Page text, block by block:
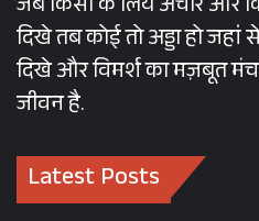
जब किसी के लिये अचार और
दिखे तब कोई तो अड्डा हो जहां
दिखे और विमर्श का मज़बूत
जीवन है.
Latest Posts